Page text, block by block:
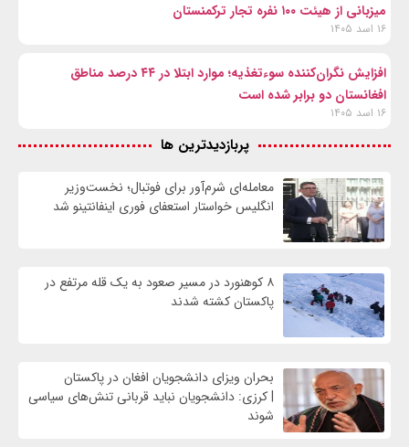
میزبانی از هیئت ۱۰۰ نفره تجار ترکمنستان
۱۶ اسد ۱۴۰۵
افزایش نگران‌کننده سوءتغذیه؛ موارد ابتلا در ۴۴ درصد مناطق
افغانستان دو برابر شده است
۱۶ اسد ۱۴۰۵
پربازدیدترین ها
معامله‌ای شرم‌آور برای فوتبال؛ نخست‌وزیر
انگلیس خواستار استعفای فوری اینفانتینو شد
۸ کوهنورد در مسیر صعود به یک قله مرتفع در
پاکستان کشته شدند
بحران ویزای دانشجویان افغان در پاکستان
| کرزی: دانشجویان نباید قربانی تنش‌های سیاسی
شوند